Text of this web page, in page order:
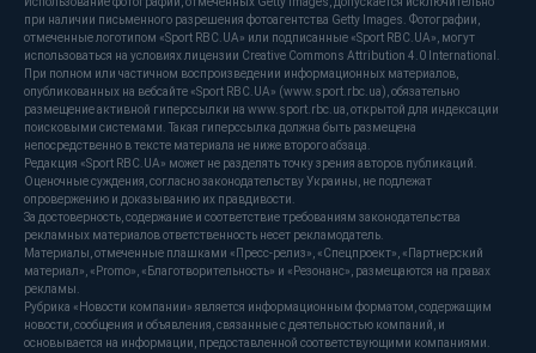
при наличии письменного разрешения фотоагентства Getty Images. Фотографии,
отмеченные логотипом «Sport RBC.UA» или подписанные «Sport RBC.UA», могут
использоваться на условиях лицензии Creative Commons Attribution 4.0 International.
При полном или частичном воспроизведении информационных материалов,
опубликованных на вебсайте «Sport RBC.UA» (www.sport.rbc.ua), обязательно
размещение активной гиперссылки на www.sport.rbc.ua, открытой для индексации
поисковыми системами. Такая гиперссылка должна быть размещена
непосредственно в тексте материала не ниже второго абзаца.
Редакция «Sport RBC.UA» может не разделять точку зрения авторов публикаций.
Оценочные суждения, согласно законодательству Украины, не подлежат
опровержению и доказыванию их правдивости.
За достоверность, содержание и соответствие требованиям законодательства
рекламных материалов ответственность несет рекламодатель.
Материалы, отмеченные плашками «Пресс-релиз», «Спецпроект», «Партнерский
материал», «Promo», «Благотворительность» и «Резонанс», размещаются на правах
рекламы.
Рубрика «Новости компании» является информационным форматом, содержащим
новости, сообщения и объявления, связанные с деятельностью компаний, и
основывается на информации, предоставленной соответствующими компаниями.